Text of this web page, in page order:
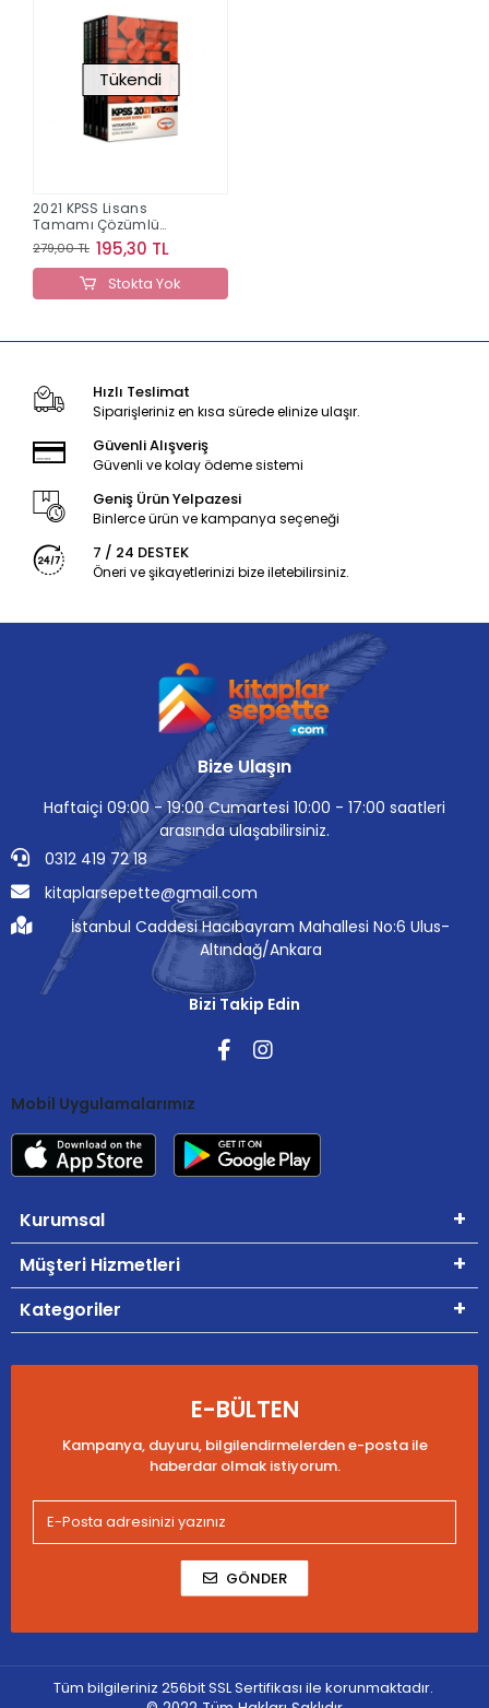
Tükendi
2021 KPSS Lisans
Tamamı Çözümlü
Modüler Soru Bankası
279,00 TL 195,30 TL
Stokta Yok
Hızlı Teslimat
Siparişleriniz en kısa sürede elinize ulaşır.
Güvenli Alışveriş
Güvenli ve kolay ödeme sistemi
Geniş Ürün Yelpazesi
Binlerce ürün ve kampanya seçeneği
7 / 24 DESTEK
Öneri ve şikayetlerinizi bize iletebilirsiniz.
Bize Ulaşın
Haftaiçi 09:00 - 19:00 Cumartesi 10:00 - 17:00 saatleri
arasında ulaşabilirsiniz.
0312 419 72 18
kitaplarsepette@gmail.com
İstanbul Caddesi Hacıbayram Mahallesi No:6 Ulus-
Altındağ/Ankara
Bizi Takip Edin
Mobil Uygulamalarımız
Kurumsal
Müşteri Hizmetleri
Kategoriler
E-BÜLTEN
Kampanya, duyuru, bilgilendirmelerden e-posta ile
haberdar olmak istiyorum.
GÖNDER
Tüm bilgileriniz 256bit SSL Sertifikası ile korunmaktadır.